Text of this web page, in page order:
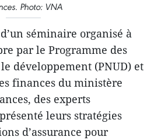
Photo: VNA
séminaire organisé à
par le Programme des
développement (PNUD) et
finances du ministère
des experts
leurs stratégies
d’assurance pour